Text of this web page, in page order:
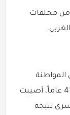
من مخلفات
وحيدة محمد أحمد علوان البالغة من العمر 45 عاماً، أصيبت
نتيجة